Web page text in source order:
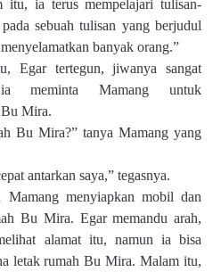
itu, ia terus mempelajari tulisan-
sebuah tulisan yang berjudul
banyak orang.”
Egar tertegun, jiwanya sangat
meminta Mamang untuk
Bu Mira.
Bu Mira?” tanya Mamang yang
antarkan saya,” tegasnya.
Mamang menyiapkan mobil dan
Bu Mira. Egar memandu arah,
alamat itu, namun ia bisa
letak rumah Bu Mira. Malam itu,